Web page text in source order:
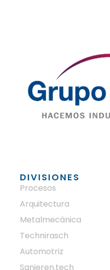
DIVISIONES
Procesos
Arquitectura
Metalmecánica
Technirasch
Automotriz
Sanieren.tech